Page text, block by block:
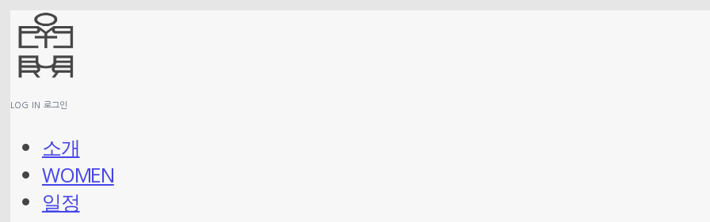
LOG IN 로그인
소개
WOMEN
일정